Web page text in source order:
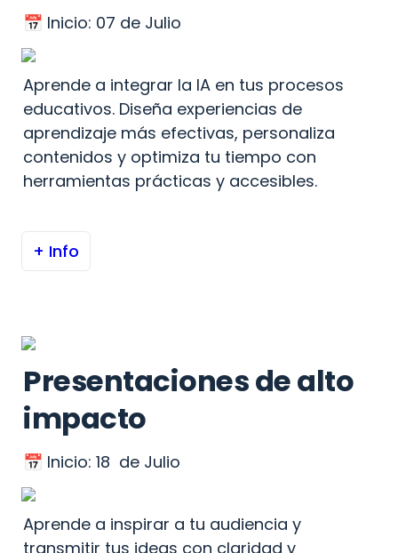
📅 Inicio: 07 de Julio
Aprende a integrar la IA en tus procesos
educativos. Diseña experiencias de
aprendizaje más efectivas, personaliza
contenidos y optimiza tu tiempo con
herramientas prácticas y accesibles.
+ Info
Presentaciones de alto
impacto
📅 Inicio: 18  de Julio
Aprende a inspirar a tu audiencia y
transmitir tus ideas con claridad y